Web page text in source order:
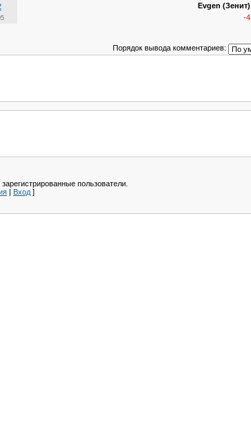
Evgen (Зенит)
-4
Порядок вывода комментариев:
пользователи.
| Вход ]